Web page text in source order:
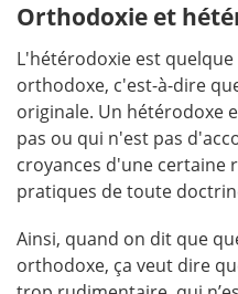
Orthodoxie et
L'hétérodoxie est
orthodoxe, c'est-à-dire
originale. Un hétérodoxe
pas ou qui n'est pas
croyances d'une certaine
pratiques de toute
Ainsi, quand on dit que
orthodoxe, ça veut dire